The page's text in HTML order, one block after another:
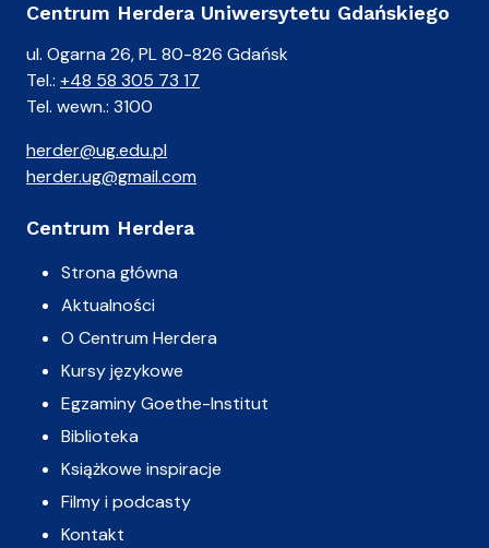
Centrum Herdera Uniwersytetu Gdańskiego
ul. Ogarna 26, PL 80-826 Gdańsk
Tel.: +48 58 305 73 17
Tel. wewn.: 3100
herder@ug.edu.pl
herder.ug@gmail.com
Centrum Herdera
Strona główna
Aktualności
O Centrum Herdera
Kursy językowe
Egzaminy Goethe-Institut
Biblioteka
Książkowe inspiracje
Filmy i podcasty
Kontakt